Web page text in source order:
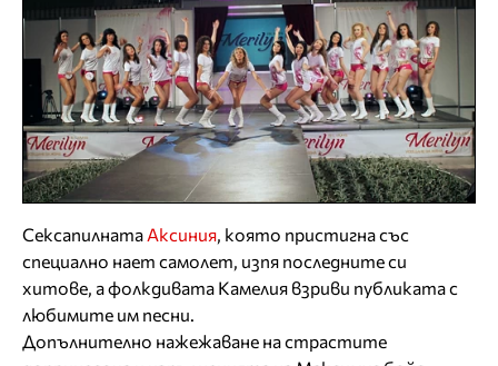
Сексапилната Аксиния, която пристигна със
специално нает самолет, изпя последните си
хитове, а фолкдивата Камелия взриви публиката с
любимите им песни.
Допълнително нажежаване на страстите